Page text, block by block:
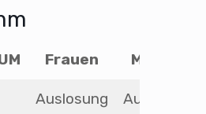
Frauen Männer
Auslosung Auslosung